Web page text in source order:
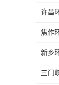
新乡
三门